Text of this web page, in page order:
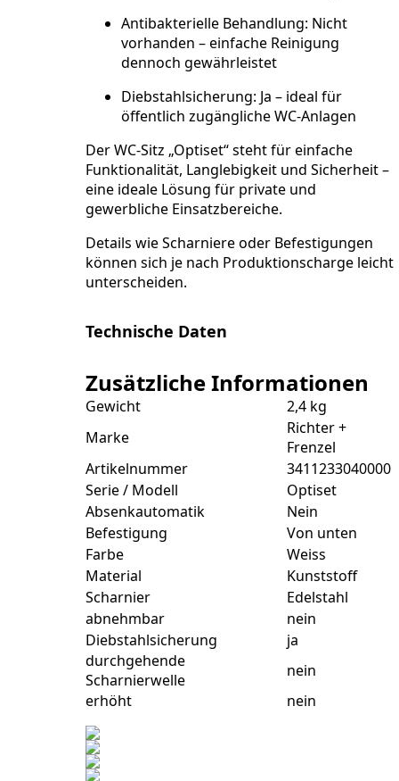
Antibakterielle Behandlung: Nicht
vorhanden – einfache Reinigung
dennoch gewährleistet
Diebstahlsicherung: Ja – ideal für
öffentlich zugängliche WC-Anlagen
Der WC-Sitz „Optiset“ steht für einfache
Funktionalität, Langlebigkeit und Sicherheit –
eine ideale Lösung für private und
gewerbliche Einsatzbereiche.
Details wie Scharniere oder Befestigungen
können sich je nach Produktionscharge leicht
unterscheiden.
Technische Daten
Zusätzliche Informationen
Gewicht
2,4 kg
Marke
Richter +
Frenzel
Artikelnummer
3411233040000
Serie / Modell
Optiset
Absenkautomatik
Nein
Befestigung
Von unten
Farbe
Weiss
Material
Kunststoff
Scharnier
Edelstahl
abnehmbar
nein
Diebstahlsicherung
ja
durchgehende
Scharnierwelle
nein
erhöht
nein